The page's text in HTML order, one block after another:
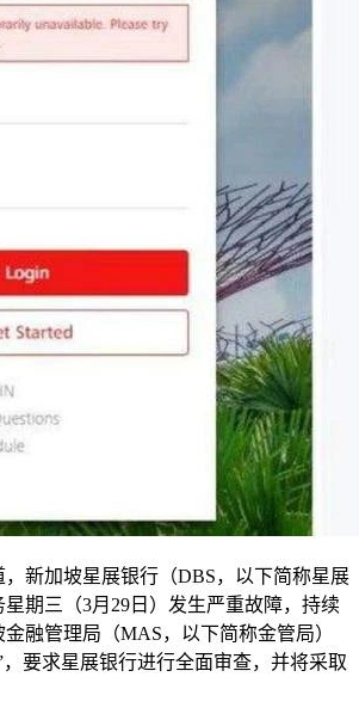
新加坡星展银行（DBS，以下简称星展
期三（3月29日）发生严重故障，持续
融管理局（MAS，以下简称金管局）
要求星展银行进行全面审查，并将采取